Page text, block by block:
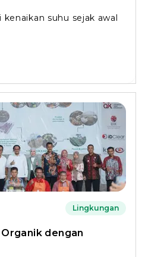
suhu sejak awal
Lingkungan
dengan